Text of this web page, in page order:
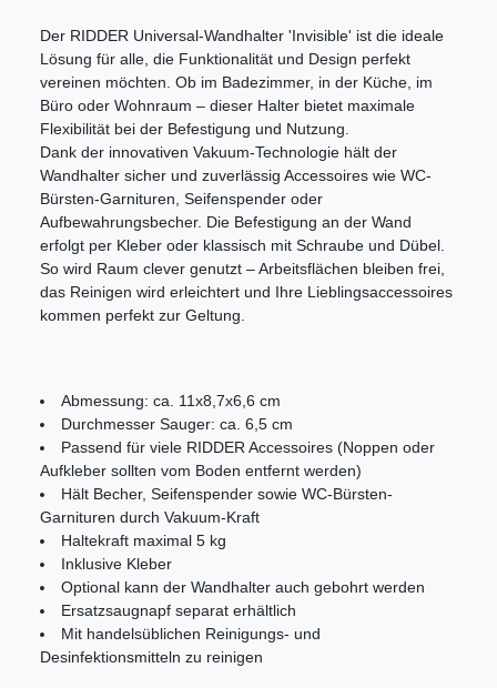
Der RIDDER Universal-Wandhalter 'Invisible' ist die ideale
Lösung für alle, die Funktionalität und Design perfekt
vereinen möchten. Ob im Badezimmer, in der Küche, im
Büro oder Wohnraum – dieser Halter bietet maximale
Flexibilität bei der Befestigung und Nutzung.
Dank der innovativen Vakuum-Technologie hält der
Wandhalter sicher und zuverlässig Accessoires wie WC-
Bürsten-Garnituren, Seifenspender oder
Aufbewahrungsbecher. Die Befestigung an der Wand
erfolgt per Kleber oder klassisch mit Schraube und Dübel.
So wird Raum clever genutzt – Arbeitsflächen bleiben frei,
das Reinigen wird erleichtert und Ihre Lieblingsaccessoires
kommen perfekt zur Geltung.
Abmessung: ca. 11x8,7x6,6 cm
Durchmesser Sauger: ca. 6,5 cm
Passend für viele RIDDER Accessoires (Noppen oder
Aufkleber sollten vom Boden entfernt werden)
Hält Becher, Seifenspender sowie WC-Bürsten-
Garnituren durch Vakuum-Kraft
Haltekraft maximal 5 kg
Inklusive Kleber
Optional kann der Wandhalter auch gebohrt werden
Ersatzsaugnapf separat erhältlich
Mit handelsüblichen Reinigungs- und
Desinfektionsmitteln zu reinigen